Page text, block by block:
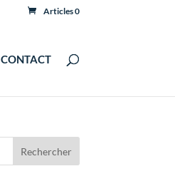
Articles 0
CONTACT